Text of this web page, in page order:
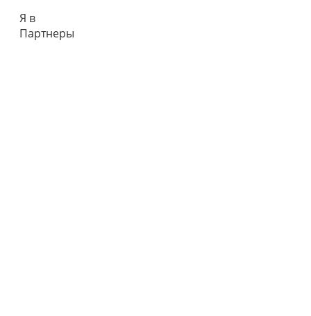
Я в
Партнеры